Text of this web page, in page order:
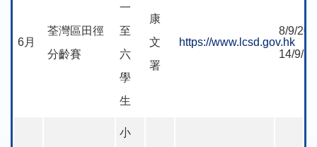
6月
荃灣區田徑
分齡賽
一
至
六
學
生
康
文
署
https://www.lcsd.gov.hk
8/9/
14/9/
小